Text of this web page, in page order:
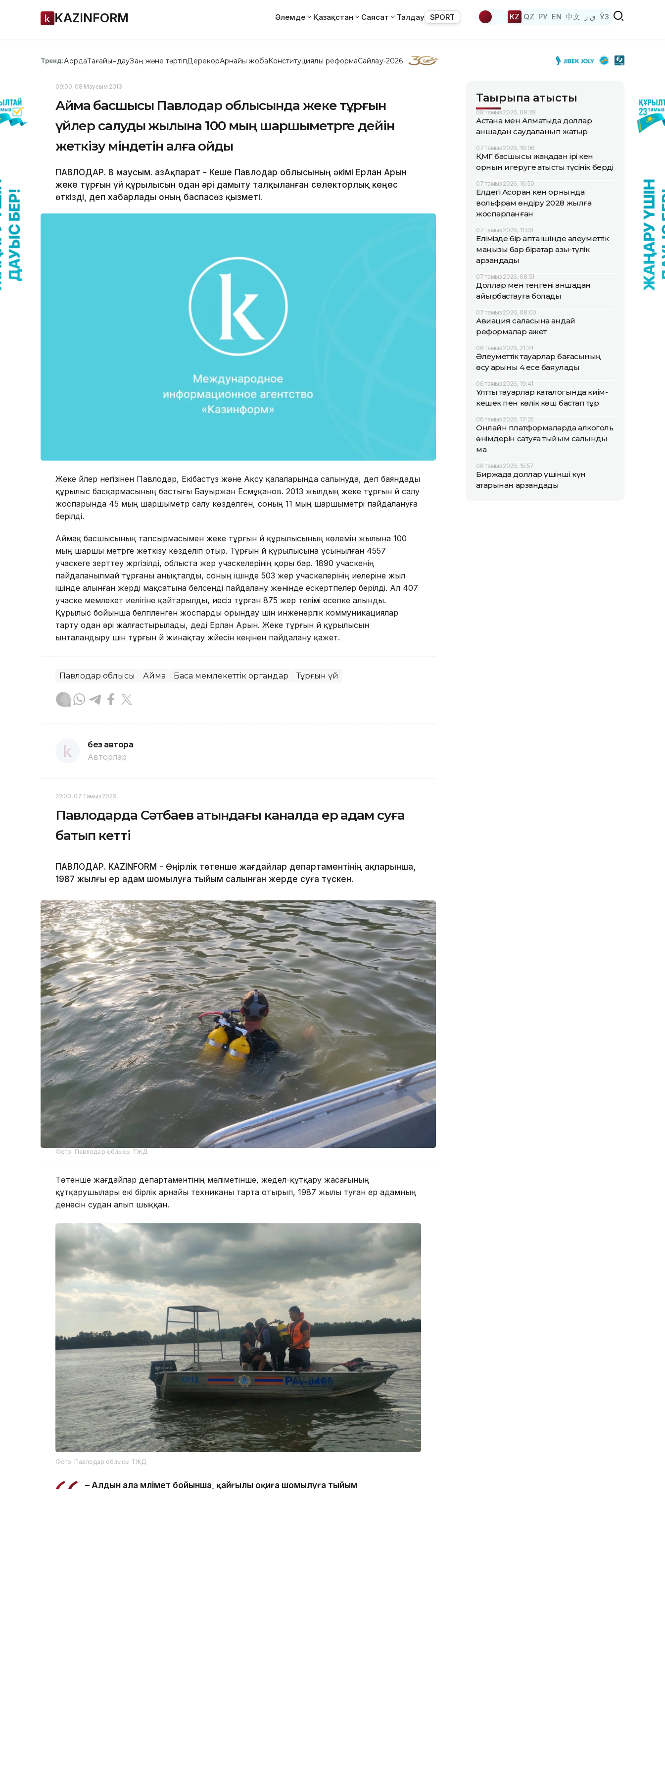
KAZINFORM Әлемде Қазақстан Саясат Талдау SPORT KZ QZ РУ EN 中文 ق ز ЎЗ
Тренд:АқордаТағайындауЗаң және тәртіпДерекқорАрнайы жобаКонституциялық реформаСайлау-2026
09:00, 08 Маусым 2013
Аймақ басшысы Павлодар облысында жеке тұрғын
үйлер салуды жылына 100 мың шаршыметрге дейін
жеткізу міндетін алға қойды
ПАВЛОДАР. 8 маусым. ҚазАқпарат - Кеше Павлодар облысының әкімі Ерлан Арын
жеке тұрғын үй құрылысын одан әрі дамыту талқыланған селекторлық кеңес
өткізді, деп хабарлады оның баспасөз қызметі.
Жеке үйлер негізінен Павлодар, Екібастұз және Ақсу қалаларында салынуда, деп баяндады
құрылыс басқармасының бастығы Бауыржан Есмұқанов. 2013 жылдың жеке тұрғын үй салу
жоспарында 45 мың шаршыметр салу көзделген, соның 11 мың шаршыметрі пайдалануға
берілді.
Аймақ басшысының тапсырмасымен жеке тұрғын үй құрылысының көлемін жылына 100
мың шаршы метрге жеткізу көзделіп отыр. Тұрғын үй құрылысына ұсынылған 4557
учаскеге зерттеу жүргізілді, облыста жер учаскелерінің қоры бар. 1890 учаскенің
пайдаланылмай тұрғаны анықталды, соның ішінде 503 жер учаскелерінің иелеріне жыл
ішінде алынған жерді мақсатына белсенді пайдалану жөнінде ескертпелер берілді. Ал 407
учаске мемлекет иелігіне қайтарылды, иесіз тұрған 875 жер телімі есепке алынды.
Құрылыс бойынша белгіленген жоспарды орындау үшін инженерлік коммуникациялар
тарту одан әрі жалғастырылады, деді Ерлан Арын. Жеке тұрғын үй құрылысын
ынталандыру үшін тұрғын үй жинақтау жүйесін кеңінен пайдалану қажет.
Павлодар облысы Аймақ Басқа мемлекеттік органдар Тұрғын үй
без автора
Авторлар
22:00, 07 Тамыз 2026
Павлодарда Сәтбаев атындағы каналда ер адам суға
батып кетті
ПАВЛОДАР. KAZINFORM - Өңірлік төтенше жағдайлар департаментінің ақпарынша,
1987 жылғы ер адам шомылуға тыйым салынған жерде суға түскен.
Фото: Павлодар облысы ТЖД
Төтенше жағдайлар департаментінің мәліметінше, жедел-құтқару жасағының
құтқарушылары екі бірлік арнайы техниканы тарта отырып, 1987 жылы туған ер адамның
денесін судан алып шыққан.
Фото: Павлодар облысы ТЖД
– Алдын ала мәлімет бойынша, қайғылы оқиға шомылуға тыйым
Тақырыпқа қатысты
08 тамыз 2026, 09:28
Астана мен Алматыда доллар
қаншадан саудаланып жатыр
07 тамыз 2026, 18:06
ҚМГ басшысы жаңадан ірі кен
орнын игеруге қатысты түсінік берді
07 тамыз 2026, 16:50
Елдегі Ақсоран кен орнында
вольфрам өндіру 2028 жылға
жоспарланған
07 тамыз 2026, 11:08
Елімізде бір апта ішінде әлеуметтік
маңызы бар бірқатар азық-түлік
арзандады
07 тамыз 2026, 08:51
Доллар мен теңгені қаншадан
айырбастауға болады
07 тамыз 2026, 08:00
Авиация саласына қандай
реформалар қажет
06 тамыз 2026, 21:24
Әлеуметтік тауарлар бағасының
өсу қарқыны 4 есе баяулады
06 тамыз 2026, 19:41
Ұлттық тауарлар каталогында киім-
кешек пен көлік көш бастап тұр
06 тамыз 2026, 17:25
Онлайн платформаларда алкоголь
өнімдерін сатуға тыйым салынды
ма
06 тамыз 2026, 15:57
Биржада доллар үшінші күн
қатарынан арзандады